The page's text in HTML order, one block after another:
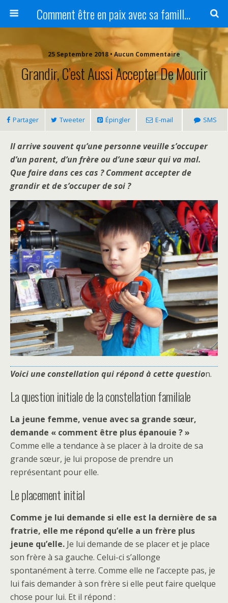
Comment être en paix avec sa famille ?
25 Septembre 2018 • Aucun Commentaire
Grandir, C’est Aussi Accepter De Mourir
Partager Tweeter Épingler E-mail SMS
Il arrive souvent qu’une personne veuille s’occuper
d’un parent, d’un frère ou d’une sœur qui va mal.
Que faire dans ces cas ? Comment accepter de
grandir et de s’occuper de soi ?
Voici une constellation qui répond à cette question.
La question initiale de la constellation familiale
La jeune femme, venue avec sa grande sœur,
demande « comment être plus épanouie ? »
Comme elle a tendance à se placer à la droite de sa
grande sœur, je lui propose de prendre un
représentant pour elle.
Le placement initial
Comme je lui demande si elle est la dernière de sa
fratrie, elle me répond qu’elle a un frère plus
jeune qu’elle. Je lui demande de se placer et je place
son frère à sa gauche. Celui-ci s’allonge
spontanément à terre. Comme elle ne l’accepte pas, je
lui fais demander à son frère si elle peut faire quelque
chose pour lui. Et il répond :